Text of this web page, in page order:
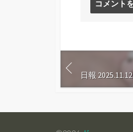
日報 2025.11.12